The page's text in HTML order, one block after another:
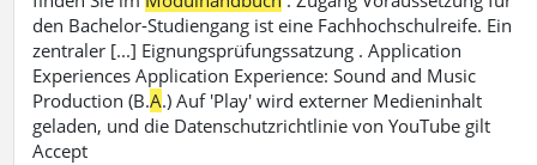
den Bachelor-Studiengang ist eine Fachhochschulreife. Ein
zentraler [...] Eignungsprüfungssatzung . Application
Experiences Application Experience: Sound and Music
Production (B.A.) Auf 'Play' wird externer Medieninhalt
geladen, und die Datenschutzrichtlinie von YouTube gilt
Accept